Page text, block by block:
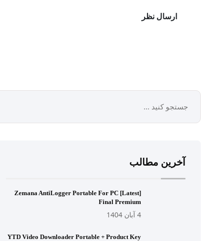
آخرین مطالب
Zemana AntiLogger Portable For PC [Latest]
Final Premium
YTD Video Downloader Portable + Product Key